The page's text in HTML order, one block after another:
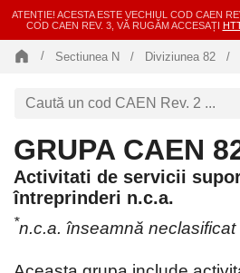
ATENȚIE! ACESTA ESTE VECHIUL COD CAEN
COD CAEN REV. 3, VĂ RUGĂM ACCESAȚI
Sectiunea N Diviziunea 82
GRUPA CAEN
Activitati de servicii
întreprinderi n.c.a.
*n.c.a. înseamnă neclasificat